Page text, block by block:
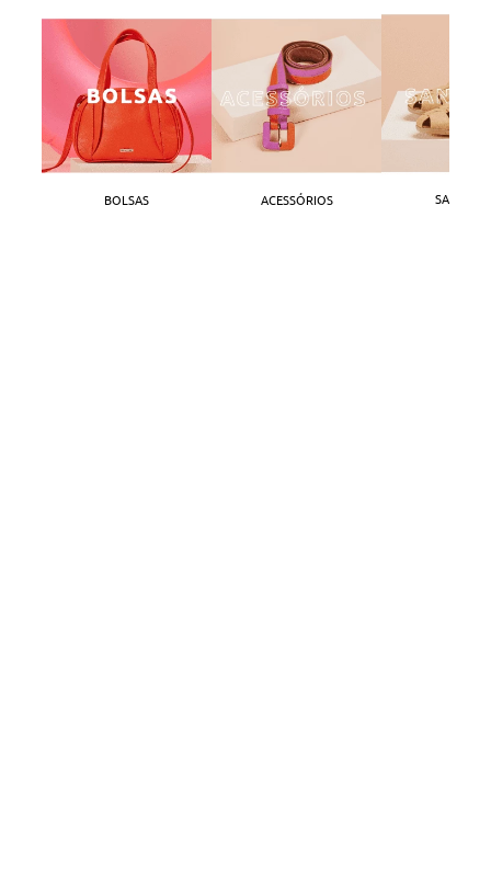
BOLSAS ACESSÓRIOS